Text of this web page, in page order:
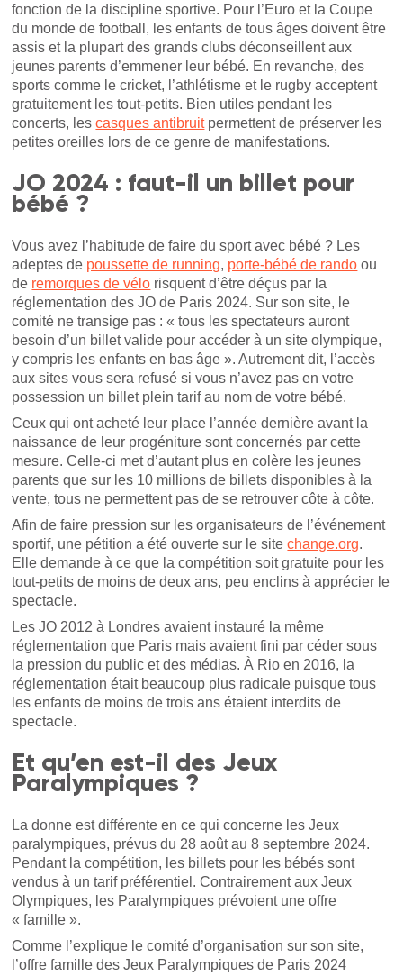
fonction de la discipline sportive. Pour l’Euro et la Coupe
du monde de football, les enfants de tous âges doivent être
assis et la plupart des grands clubs déconseillent aux
jeunes parents d’emmener leur bébé. En revanche, des
sports comme le cricket, l’athlétisme et le rugby acceptent
gratuitement les tout-petits. Bien utiles pendant les
concerts, lescasques antibruitpermettent de préserver les
petites oreilles lors de ce genre de manifestations.
JO 2024 : faut-il un billet pour
bébé ?
Vous avez l’habitude de faire du sport avec bébé ? Les
adeptes de poussette de running, porte-bébé de rando ou
de remorques de vélo risquent d’être déçus par la
réglementation des JO de Paris 2024. Sur son site, le
comité ne transige pas : « tous les spectateurs auront
besoin d’un billet valide pour accéder à un site olympique,
y compris les enfants en bas âge ». Autrement dit, l’accès
aux sites vous sera refusé si vous n’avez pas en votre
possession un billet plein tarif au nom de votre bébé.
Ceux qui ont acheté leur place l’année dernière avant la
naissance de leur progéniture sont concernés par cette
mesure. Celle-ci met d’autant plus en colère les jeunes
parents que sur les 10 millions de billets disponibles à la
vente, tous ne permettent pas de se retrouver côte à côte.
Afin de faire pression sur les organisateurs de l’événement
sportif, une pétition a été ouverte sur le sitechange.org.
Elle demande à ce que la compétition soit gratuite pour les
tout-petits de moins de deux ans, peu enclins à apprécier le
spectacle.
Les JO 2012 à Londres avaient instauré la même
réglementation que Paris mais avaient fini par céder sous
la pression du public et des médias. À Rio en 2016, la
réglementation était beaucoup plus radicale puisque tous
les enfants de moins de trois ans étaient interdits de
spectacle.
Et qu’en est-il des Jeux
Paralympiques ?
La donne est différente en ce qui concerne les Jeux
paralympiques, prévus du 28 août au 8 septembre 2024.
Pendant la compétition, les billets pour les bébés sont
vendus à un tarif préférentiel. Contrairement aux Jeux
Olympiques, les Paralympiques prévoient une offre
« famille ».
Comme l’explique le comité d’organisation sur son site,
l’offre famille des Jeux Paralympiques de Paris 2024